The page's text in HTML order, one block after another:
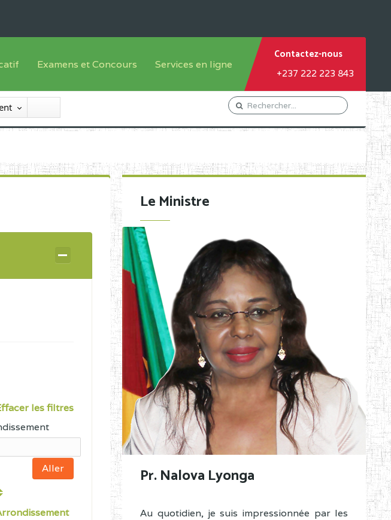
Sous système francophone
Examens et Concours
Inscriptions
Liste des candidats
Diplômes disponibles
Services en ligne
Orientation Conseil
Gestion du Personnel
Demande de subvention
Contactez-nous
+237 222 223 843
les filtres
Le Ministre
Pr. Nalova Lyonga
Au quotidien, je suis impressionnée par les